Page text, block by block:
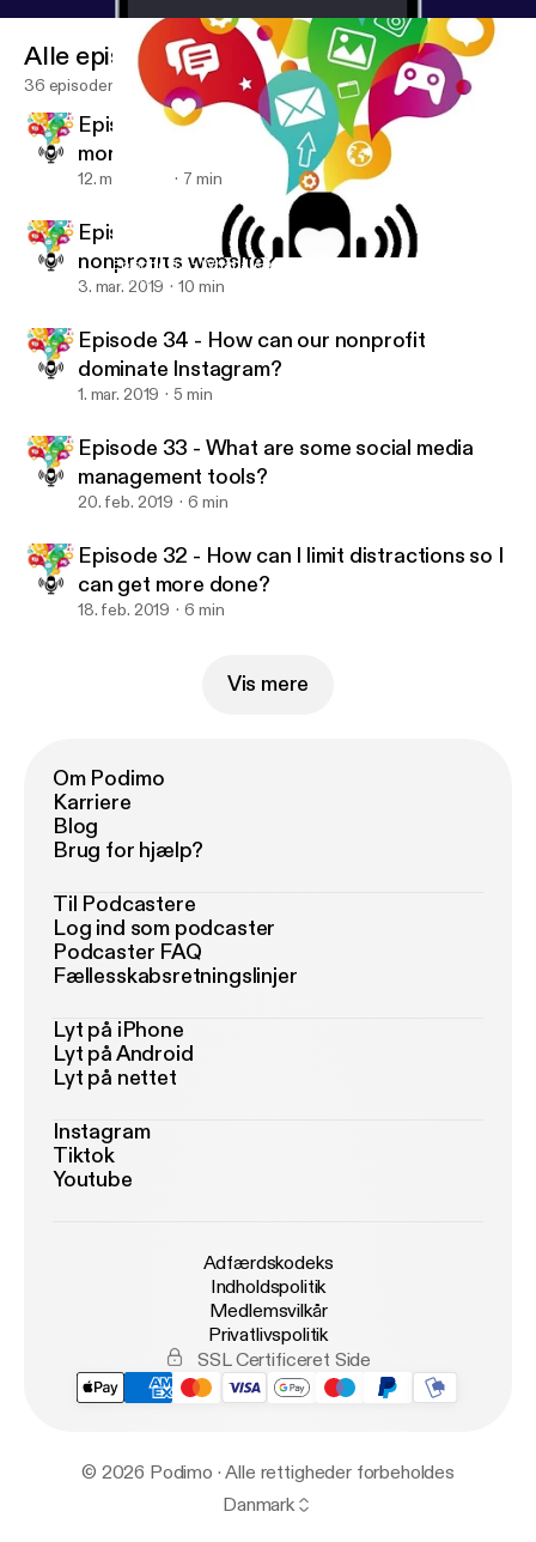
Episode 33 - What are some social media management tools?
Nonprofit Success Podcast
Alle episoder
36 episoder
Episode 36 - How can our nonprofit get
more monthly donors?
12. mar. 2019 7 min
Episode 35 - How can we improve our
nonprofit's website?
3. mar. 2019 10 min
Episode 34 - How can our nonprofit
dominate Instagram?
1. mar. 2019 5 min
Episode 33 - What are some social media
management tools?
20. feb. 2019 6 min
Episode 32 - How can I limit distractions so I
can get more done?
18. feb. 2019 6 min
Vis mere
Om Podimo
Karriere
Blog
Brug for hjælp?
Til Podcastere
Log ind som podcaster
Podcaster FAQ
Fællesskabsretningslinjer
Lyt på iPhone
Lyt på Android
Lyt på nettet
Instagram
Tiktok
Youtube
Adfærdskodeks
Indholdspolitik
Medlemsvilkår
Privatlivspolitik
SSL Certificeret Side
© 2026 Podimo · Alle rettigheder forbeholdes
Danmark